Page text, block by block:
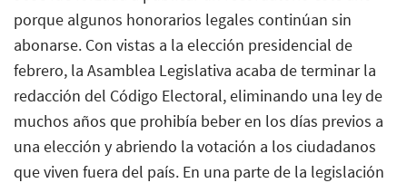
porque algunos honorarios legales continúan sin
abonarse. Con vistas a la elección presidencial de
febrero, la Asamblea Legislativa acaba de terminar la
redacción del Código Electoral, eliminando una ley de
muchos años que prohibía beber en los días previos a
una elección y abriendo la votación a los ciudadanos
que viven fuera del país. En una parte de la legislación